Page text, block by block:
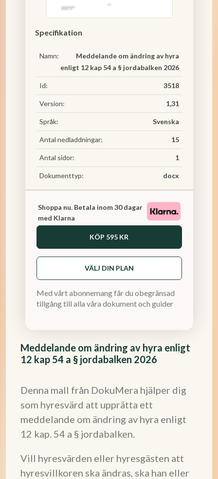
Meddelande om ändring av hyra enligt
12 kap 54 a § jordabalken 2026
Denna mall från DokuMera hjälper dig
som hyresvärd att upprätta ett
meddelande om ändring av hyra enligt
12 kap. 54 a § jordabalken.
Vill hyresvärden eller hyresgästen att
hyresvillkoren ska ändras, ska han eller
Specifikation
Namn:
Meddelande om ändring av hyra
enligt 12 kap 54 a § jordabalken 2026
Id: 3518
Version: 1,31
Språk: Svenska
Antal nedladdningar: 15
Antal sidor: 1
Dokumenttyp: docx
Shoppa nu. Betala inom 30 dagar
med Klarna
KÖP 595 KR
VÄLJ DIN PLAN
Med vårt abonnemang får du obegränsad
tillgång till alla våra dokument och guider